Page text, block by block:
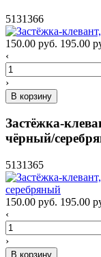
5131366
150.00 руб. 195.00
‹
›
В корзину
Застёжка-
чёрный/
5131365
150.00 руб. 195.00
‹
›
В корзину